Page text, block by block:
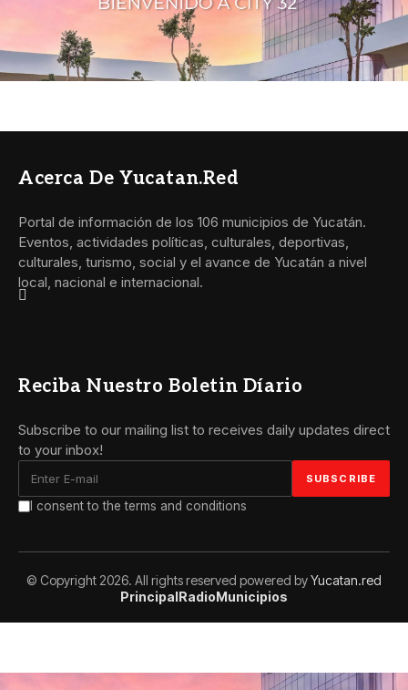
Acerca De Yucatan.red
Portal de información de los 106 municipios de Yucatán.
Eventos, actividades políticas, culturales, deportivas,
culturales, turismo, social y el avance de Yucatán a nivel
local, nacional e internacional.
Reciba Nuestro Boletin Díario
Subscribe to our mailing list to receives daily updates direct
to your inbox!
I consent to the terms and conditions
© Copyright 2026. All rights reserved powered byYucatan.red
PrincipalRadioMunicipios